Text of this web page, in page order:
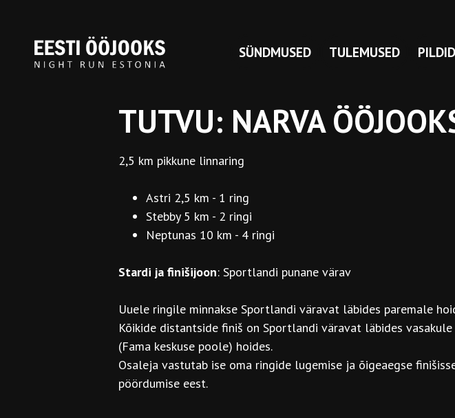
SÜNDMUSED TULEMUSED
TUTVU: NARVA
2,5 km pikkune linnaring
Astri 2,5 km - 1 ring
Stebby 5 km - 2 ringi
Neptunas 10 km - 4 ringi
Stardi ja finišijoon: Sportlandi punane värav
Uuele ringile minnakse Sportlandi väravat läbides paremale
Kõikide distantside finiš on Sportlandi väravat läbides vasakule
(Fama keskuse poole) hoides.
Osaleja vastutab ise oma ringide lugemise ja õigeaegse
pöördumise eest.